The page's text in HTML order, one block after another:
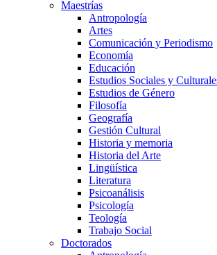
Maestrías
Antropología
Artes
Comunicación y Periodismo
Economía
Educación
Estudios Sociales y
Estudios de Género
Filosofía
Geografía
Gestión Cultural
Historia y memoria
Historia del Arte
Lingüística
Literatura
Psicoanálisis
Psicología
Teología
Trabajo Social
Doctorados